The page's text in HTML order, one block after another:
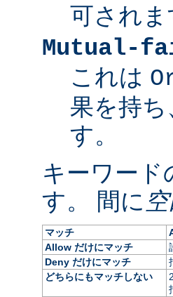
可されま
Mutual-
これは
果を持
す。
キーワー
す。 間に
マッチ
Allow だけにマッチ
Deny だけにマッチ
どちらにもマッチしない